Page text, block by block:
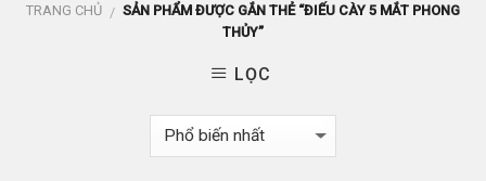
TRANG CHỦ / SẢN PHẨM ĐƯỢC GẮN THẺ “ĐIẾU CÀY 5 MẮT PHONG
THỦY”
LỌC